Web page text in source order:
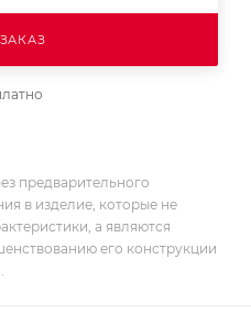
предварительного
в изделие, которые не
а являются
его конструкции